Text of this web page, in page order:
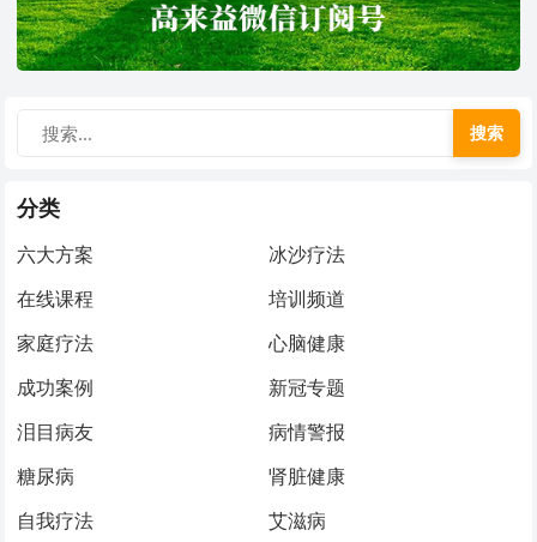
搜索
分类
六大方案
冰沙疗法
在线课程
培训频道
家庭疗法
心脑健康
成功案例
新冠专题
泪目病友
病情警报
糖尿病
肾脏健康
自我疗法
艾滋病